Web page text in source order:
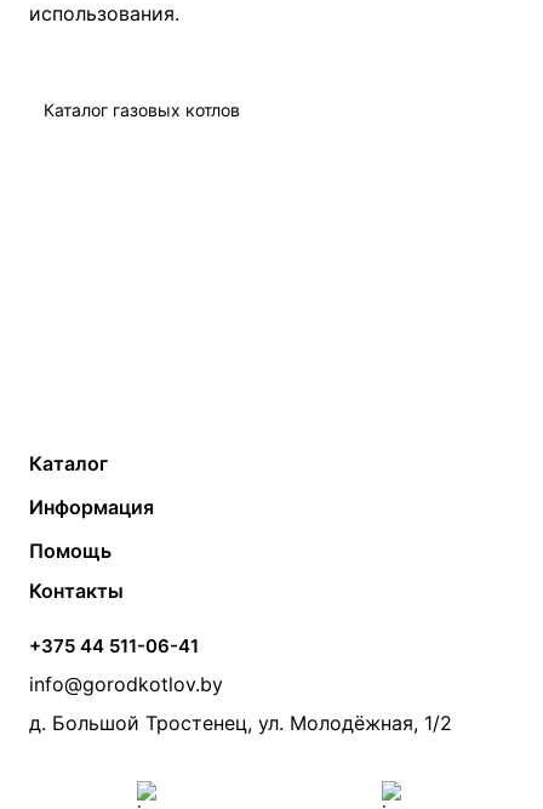
использования.
Каталог газовых котлов
Каталог
Твердотопливные котлы
Электрические котлы
Банные печи
Камины и печи
Теплый пол
Радиаторы
Насосы
Дымоходы
Информация
Контакты
Статьи
Акции
Производители
Помощь
Монтаж систем отопления
Прайс по монтажу систем отопления
Проект систем отопления
Контакты
+375 44 511-06-41
info@gorodkotlov.by
д. Большой Тростенец, ул. Молодёжная, 1/2